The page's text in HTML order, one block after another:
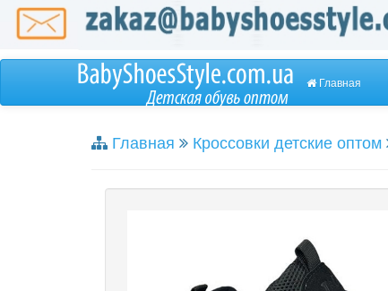
Главная
Главная Кроссовки детские оптом